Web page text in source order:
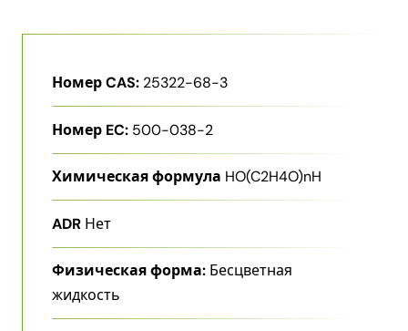
Номер CAS: 25322-68-3
Номер EC: 500-038-2
Химическая формула HO(C2H4O)nH
ADR Нет
Физическая форма: Бесцветная
жидкость